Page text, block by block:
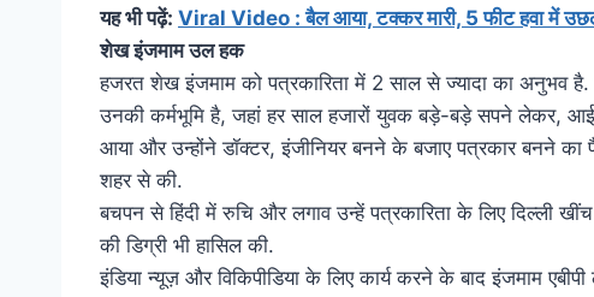
यह भी पढ़ें: Viral Video : बैल आया, टक्कर मारी, 5 फीट हवा में
शेख इंजमाम उल हक
हजरत शेख इंजमाम को पत्रकारिता में 2 साल से ज्यादा का अनुभव है.
उनकी कर्मभूमि है, जहां हर साल हजारों युवक बड़े-बड़े सपने लेकर,
आया और उन्होंने डॉक्टर, इंजीनियर बनने के बजाए पत्रकार बनने का
शहर से की.
बचपन से हिंदी में रुचि और लगाव उन्हें पत्रकारिता के लिए दिल्ली खींच
की डिग्री भी हासिल की.
इंडिया न्यूज़ और विकिपीडिया के लिए कार्य करने के बाद इंजमाम